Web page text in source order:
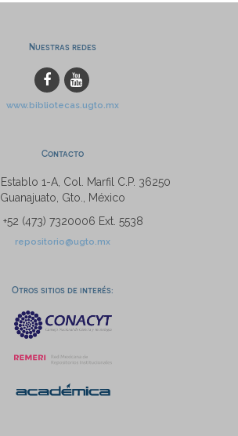
Nuestras redes
www.bibliotecas.ugto.mx
Contacto
1-A, Col. Marfil C.P. 36250
Guanajuato, Gto., México
+52 (473) 7320006 Ext. 5538
repositorio@ugto.mx
Otros sitios de interés: